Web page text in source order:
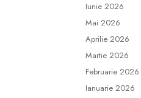
Iunie 2026
Mai 2026
Aprilie 2026
Martie 2026
Februarie 2026
Ianuarie 2026